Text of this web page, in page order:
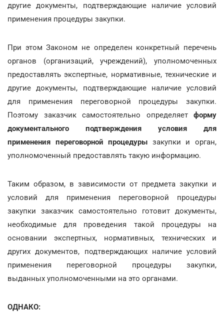
другие документы, подтверждающие наличие условий
применения процедуры закупки.
При этом Законом не определен конкретный перечень
органов (организаций, учреждений), уполномоченных
предоставлять экспертные, нормативные, технические и
другие документы, подтверждающие наличие условий
для применения переговорной процедуры закупки.
Поэтому заказчик самостоятельно определяет форму
документального подтверждения
условия для
применения переговорной процедуры закупки и орган,
уполномоченный предоставлять такую информацию.
Таким образом, в зависимости от предмета закупки и
условий для применения переговорной процедуры
закупки заказчик самостоятельно готовит документы,
необходимые для проведения такой процедуры на
основании экспертных, нормативных, технических и
других документов, подтверждающих наличие условий
применения переговорной процедуры закупки,
выданных уполномоченными на это органами.
ОДНАКО: